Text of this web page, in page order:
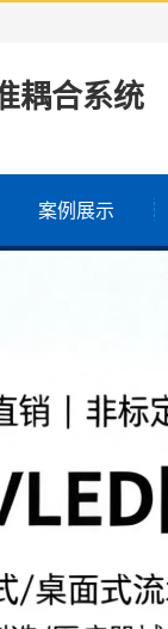
耦合系统
案例展示